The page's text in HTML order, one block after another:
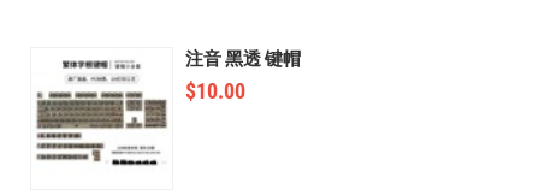
注音 黑透 键帽
$10.00